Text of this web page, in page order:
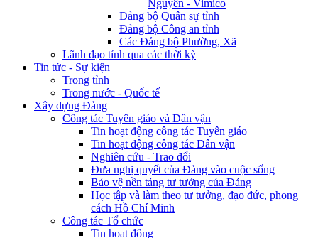
Nguyên - Vimico
Đảng bộ Quân sự tỉnh
Đảng bộ Công an tỉnh
Các Đảng bộ Phường, Xã
Lãnh đạo tỉnh qua các thời kỳ
Tin tức - Sự kiện
Trong tỉnh
Trong nước - Quốc tế
Xây dựng Đảng
Công tác Tuyên giáo và Dân vận
Tin hoạt động công tác Tuyên giáo
Tin hoạt động công tác Dân vận
Nghiên cứu - Trao đổi
Đưa nghị quyết của Đảng vào cuộc sống
Bảo vệ nền tảng tư tưởng của Đảng
Học tập và làm theo tư tưởng, đạo đức, phong
cách Hồ Chí Minh
Công tác Tổ chức
Tin hoạt động